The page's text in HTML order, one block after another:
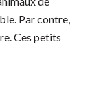
Par contre,
Ces petits